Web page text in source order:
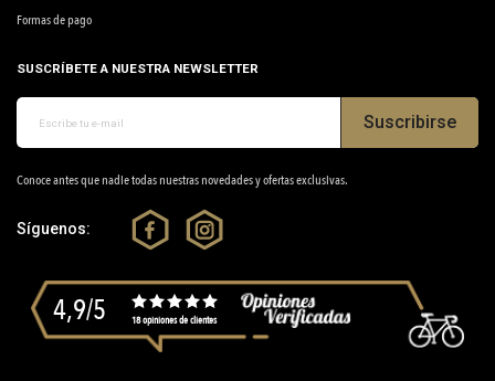
Formas de pago
SUSCRÍBETE A NUESTRA NEWSLETTER
Suscribirse
Conoce antes que nadie todas nuestras novedades y ofertas exclusivas.
Síguenos:
4,9/5 18 opiniones de clientes